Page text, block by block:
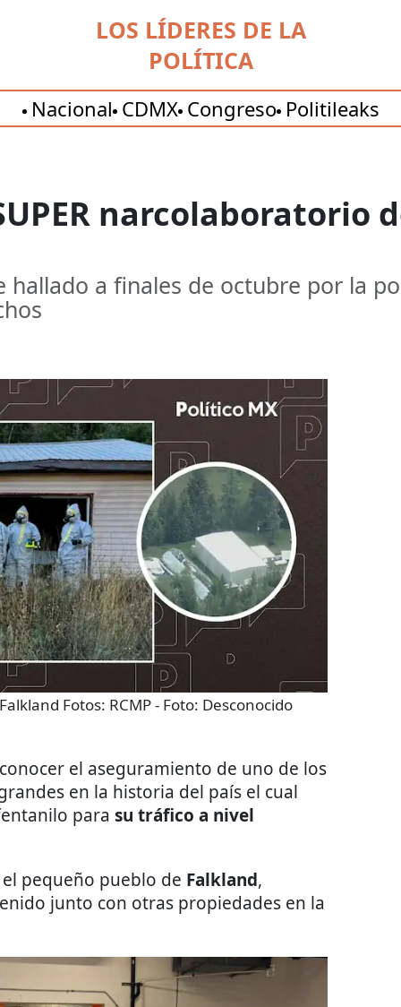
LOS LÍDERES DE LA
POLÍTICA
Nacional CDMX Congreso Politileaks
narcolaboratorio
a finales de octubre por la
Fotos: RCMP- Foto: Desconocido
el aseguramiento de uno de los
en la historia del país el cual
para su tráfico a nivel
pequeño pueblo de Falkland,
junto con otras propiedades en la